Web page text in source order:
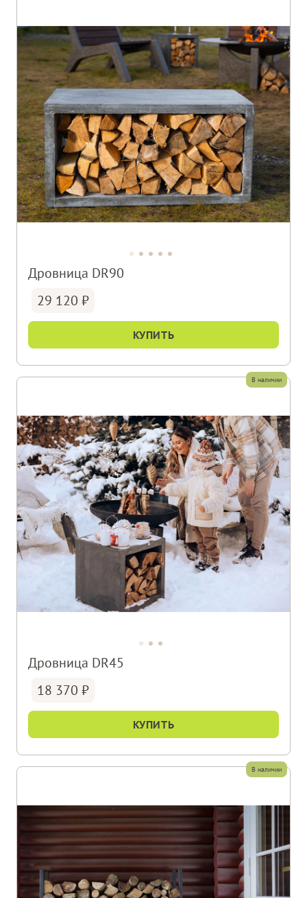
Дровница DR90
29 120
КУПИТЬ
Дровница DR45
18 370
КУПИТЬ
В наличии
В наличии